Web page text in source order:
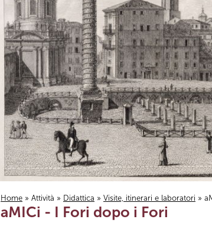
Tu sei qui
Home » Attività » Didattica » Visite, itinerari e laboratori »
aMICi - I Fori dopo i Fori